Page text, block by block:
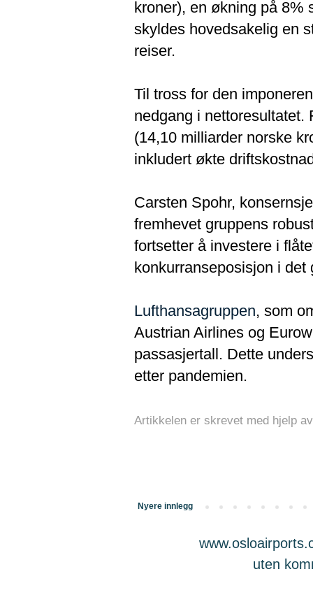
kroner), en økning på 8%
skyldes hovedsakelig en
reiser.
Til tross for den
nedgang i nettoresultatet.
(14,10 milliarder norske
inkludert økte
Carsten Spohr,
fremhevet gruppens
fortsetter å investere i
konkurranseposisjon i
Lufthansagruppen, som
Austrian Airlines og
passasjertall. Dette
etter pandemien.
Artikkelen er skrevet med hjelp
Nyere innlegg
uten